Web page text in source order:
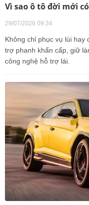
Vì sao ô tô đời mới
29/07/2026 09:34
Không chỉ phục vụ lùi hay
trợ phanh khẩn cấp, giữ
công nghệ hỗ trợ lái.